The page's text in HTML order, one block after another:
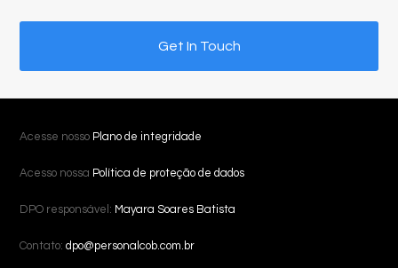
Get In Touch
Acesse nosso Plano de integridade
Acesso nossa Política de proteção de dados
DPO responsável: Mayara Soares Batista
Contato:dpo@personalcob.com.br